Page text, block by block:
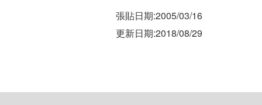
張貼日期:2005/03/16
更新日期:2018/08/29